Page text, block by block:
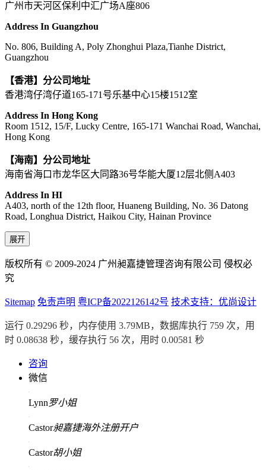
广州市天河区保利中汇广场A座806
Address In Guangzhou
No. 806, Building A, Poly Zhonghui Plaza,Tianhe District,
Guangzhou
【香港】分公司地址
香港湾仔湾仔道165-171号乐基中心15楼1512室
Address In Hong Kong
Room 1512, 15/F, Lucky Centre, 165-171 Wanchai Road, Wanchai,
Hong Kong
【海南】分公司地址
海南省海口市龙华区大同路36号华能大厦12层北侧A403
Address In HI
A403, north of the 12th floor, Huaneng Building, No. 36 Datong
Road, Longhua District, Haikou City, Hainan Province
展开
版权所有 © 2009-2024 广州昶嘉捷管理咨询有限公司 侵权必
究
Sitemap 免责声明 粤ICP备2022126142号 技术支持：优尚设计
运行 0.29296 秒，内存使用 3.79MB，数据库执行 759 次，用
时 0.08638 秒，缓存执行 56 次，用时 0.00581 秒
咨询
微信
Lynn罗小姐
Castor昶嘉捷海外注册开户
Castor胡小姐